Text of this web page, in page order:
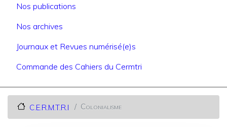
Nos publications
Nos archives
Journaux et Revues numérisé(e)s
Commande des Cahiers du Cermtri
C.E.R.M.T.R.I Colonialisme